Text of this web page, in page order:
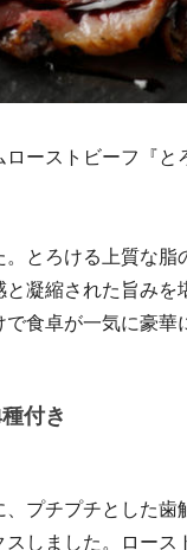
ーストビーフ『と
とろける上質な脂
凝縮された旨みを
食卓が一気に豪華
付き
プチプチとした歯
しました。ロース